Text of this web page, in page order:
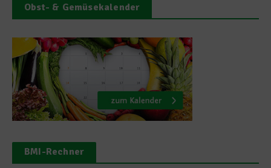
Obst- & Gemüsekalender
BMI-Rechner